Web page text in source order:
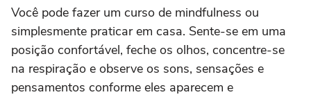
Você pode fazer um curso de mindfulness ou
simplesmente praticar em casa. Sente-se em uma
posição confortável, feche os olhos, concentre-se
na respiração e observe os sons, sensações e
pensamentos conforme eles aparecem e